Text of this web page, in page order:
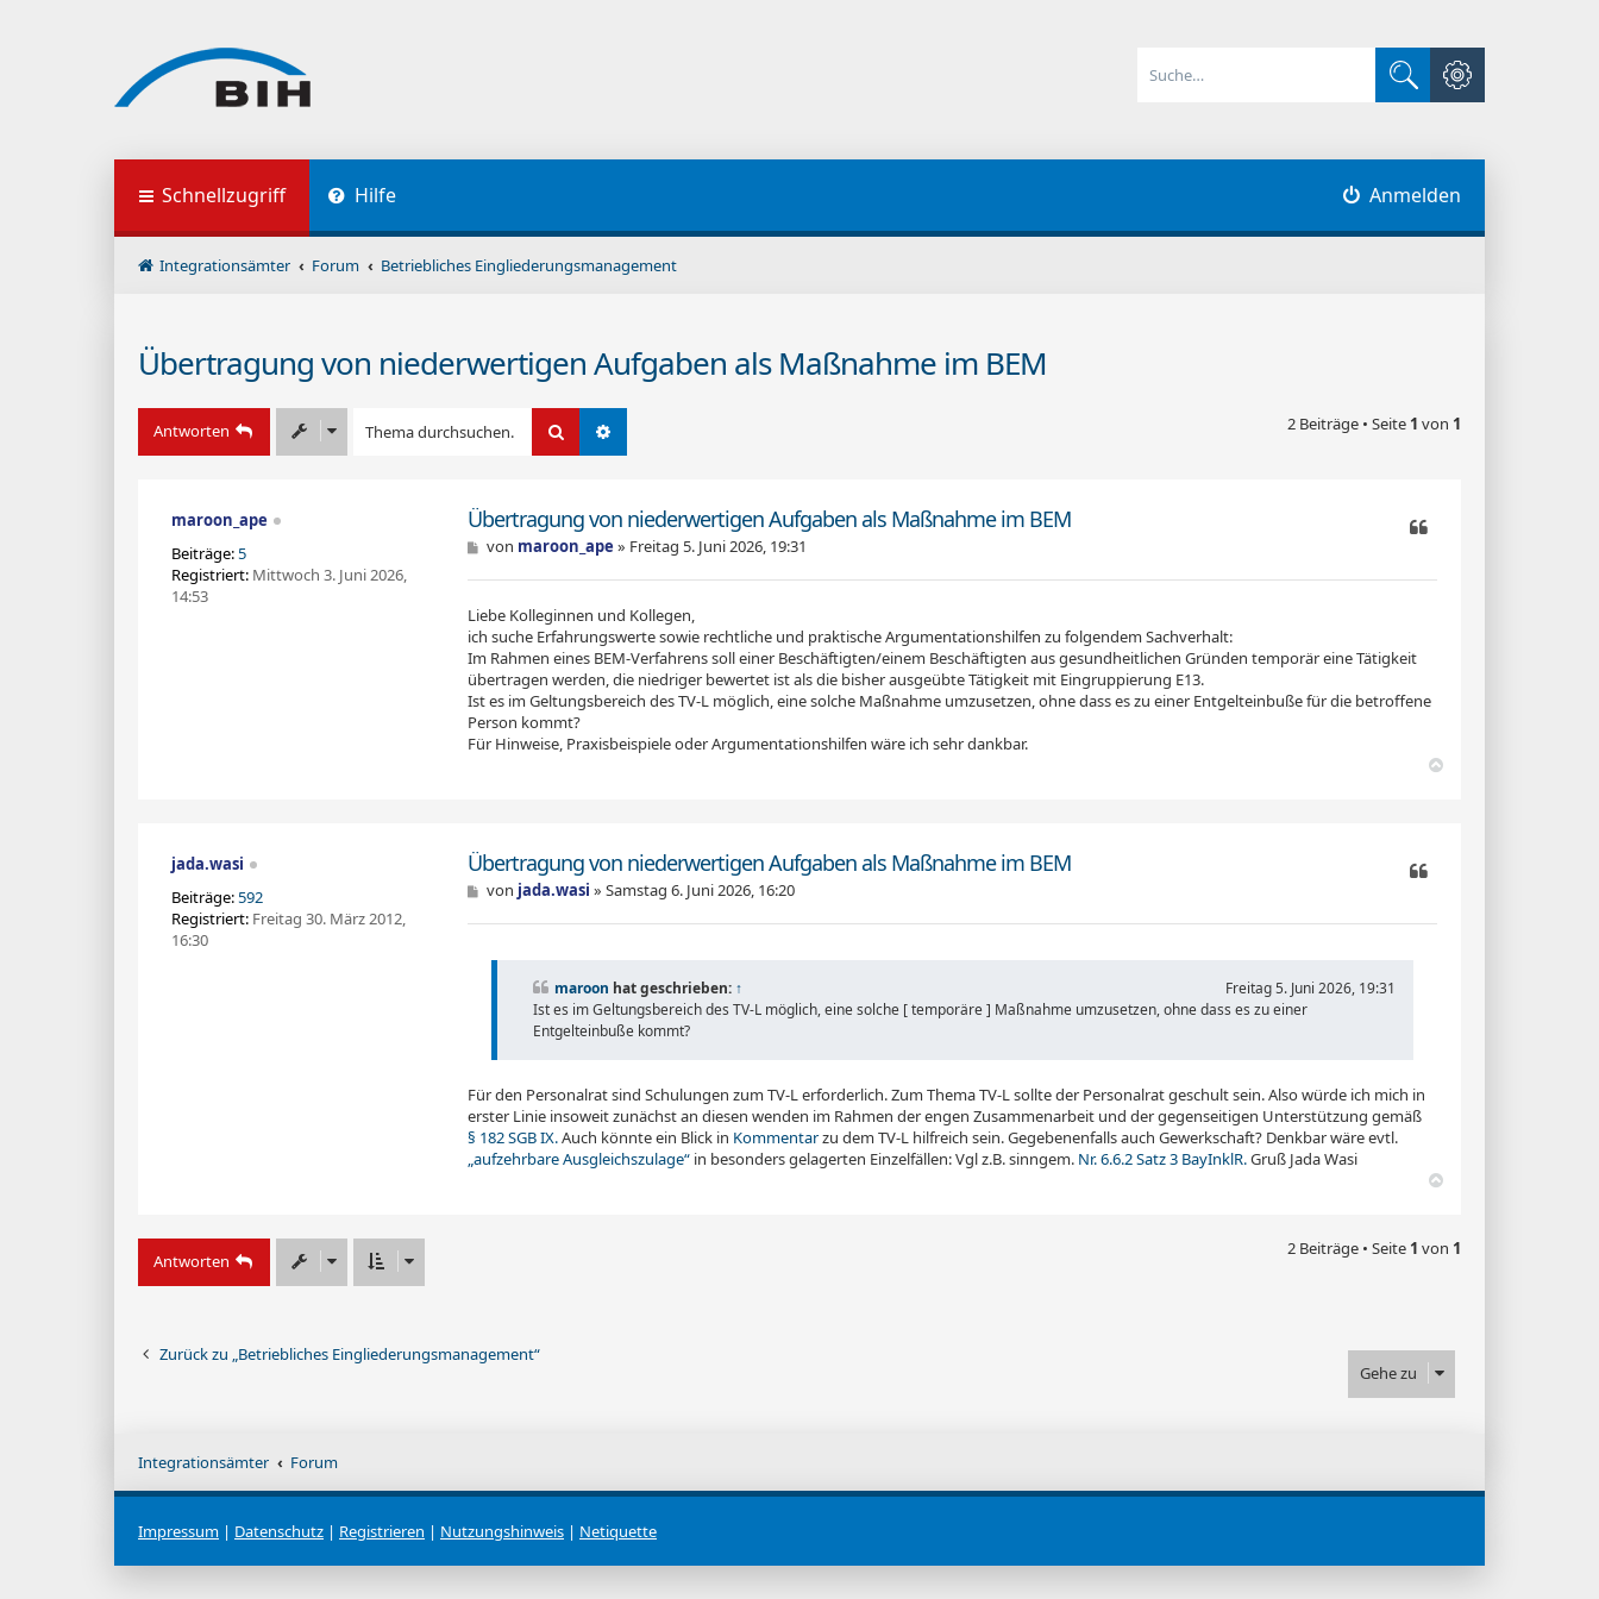
Suche
Erweiterte Suche
Schnellzugriff Hilfe Anmelden
Integrationsämter Forum Betriebliches Eingliederungsmanagement
Übertragung von niederwertigen Aufgaben als Maßnahme im BEM
Antworten Suche 2 Beiträge • Seite 1 von 1
maroon_ape
Beiträge:5
Registriert: Mittwoch 3. Juni 2026,
14:53
Übertragung von niederwertigen Aufgaben als Maßnahme im BEM
B
i
r
a
g
von maroon_ape » Freitag 5. Juni 2026, 19:31
Liebe Kolleginnen und Kollegen,
ich suche Erfahrungswerte sowie rechtliche und praktische Argumentationshilfen zu folgendem Sachverhalt:
Im Rahmen eines BEM-Verfahrens soll einer Beschäftigten/einem Beschäftigten aus gesundheitlichen Gründen temporär eine Tätigkeit
übertragen werden, die niedriger bewertet ist als die bisher ausgeübte Tätigkeit mit Eingruppierung E13.
Ist es im Geltungsbereich des TV-L möglich, eine solche Maßnahme umzusetzen, ohne dass es zu einer Entgelteinbuße für die betroffene
Person kommt?
Für Hinweise, Praxisbeispiele oder Argumentationshilfen wäre ich sehr dankbar.
jada.wasi
Beiträge:592
Registriert: Freitag 30. März 2012,
16:30
Übertragung von niederwertigen Aufgaben als Maßnahme im BEM
B
i
von jada.wasi »Samstag 6. Juni 2026, 16:20
maroon hat geschrieben: ↑
Freitag 5. Juni 2026, 19:31
Ist es im Geltungsbereich des TV-L möglich, eine solche [ temporäre ] Maßnahme umzusetzen, oh­ne dass es zu einer
Entgelteinbuße kommt? ­
Für den Personalrat sind Schulungen zum TV-L erforderlich. Zum Thema TV-L sollte der Personalrat geschult sein. Also würde ich mich in
erster Linie insoweit zunächst an diesen wenden im Rahmen der engen Zusammenarbeit und der gegenseitigen Unterstützung gemäß
§ 182 SGB IX.Auch könnte ein Blick in Kommentarzu dem TV-L hilfreich sein. Gegebenenfalls auch Gewerkschaft? Denkbar wäre evtl.
„aufzehrbare Ausgleichszulage“ in besonders gelagerten Einzelfällen: Vgl z.B. sinngem. Nr. 6.6.2 Satz 3 BayInklR.Gruß Jada Wasi
h
Antworten
2 Beiträge • Seite 1 von 1
Zurück zu „Betriebliches Eingliederungsmanagement“
Gehe zu
Integrationsämter Forum
Impressum | Datenschutz | Registrieren | Nutzungshinweis | Netiquette